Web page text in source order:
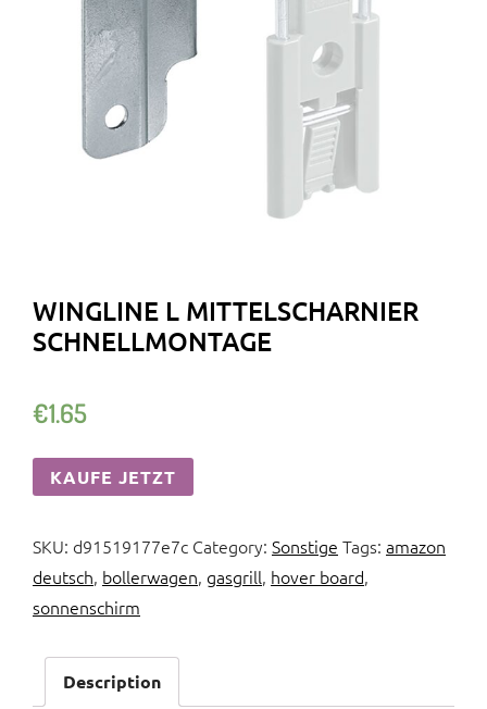
WINGLINE L MITTELSCHARNIER
SCHNELLMONTAGE
€1.65
KAUFE JETZT
SKU: d91519177e7c Category: Sonstige Tags: amazon
deutsch, bollerwagen, gasgrill, hover board,
sonnenschirm
Description